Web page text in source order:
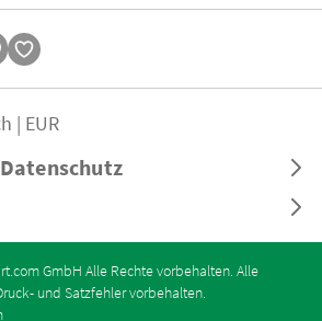
| EUR
GmbH Alle Rechte vorbehalten. Alle
und Satzfehler vorbehalten.